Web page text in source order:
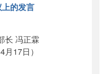
的发言
冯正霖
17日）